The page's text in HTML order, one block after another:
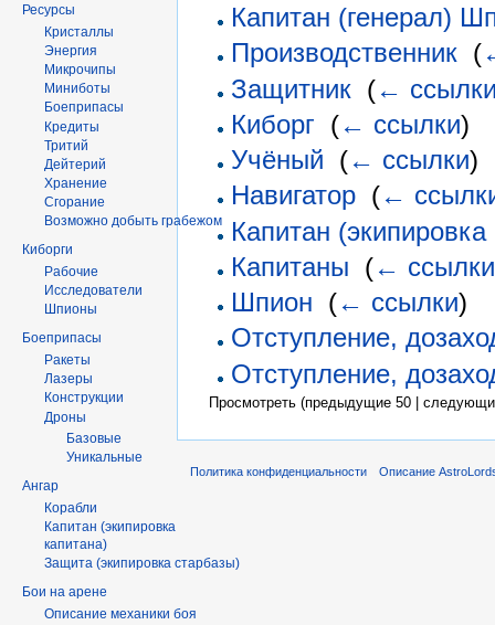
Капитан (генерал)
Производственник (
Защитник (←
Киборг (← ссылки)
Учёный (← ссылки)
Навигатор (←
Капитан
Капитаны (← ссылки
Шпион (← ссылки)
Отступление,
Отступление,
Просмотреть (предыдущие 50 |
Ресурсы
Кристаллы
Энергия
Микрочипы
Миниботы
Боеприпасы
Кредиты
Тритий
Дейтерий
Хранение
Сгорание
Возможно добыть грабежом
Киборги
Рабочие
Исследователи
Шпионы
Боеприпасы
Ракеты
Лазеры
Конструкции
Дроны
Базовые
Уникальные
Ангар
Корабли
Капитан (экипировка
капитана)
Защита (экипировка старбазы)
Бои на арене
Описание механики боя
Политика конфиденциальности Описание